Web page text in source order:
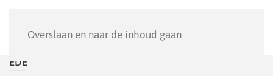
Overslaan en naar de inhoud gaan
EDE